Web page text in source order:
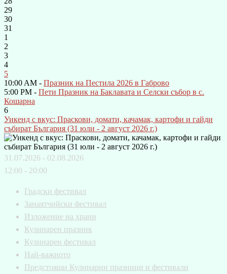
29
30
31
1
2
3
4
5
10:00 AM - Празник на Пестила 2026 в Габрово
5:00 PM - Пети Празник на Баклавата и Селски събор в с.
Кошарна
6
Уикенд с вкус: Праскови, домати, качамак, картофи и гайди
събират България (31 юли - 2 август 2026 г.)
31.07.2026 - 02.08.2026
12:00 - 20:00
Градски фестивал
Занаятчийски фестивал
Изложение на храни
Кулинарен празник
Кулинарен фестивал
Най-важното
Предстоящи Кулинарни празници и фестивали